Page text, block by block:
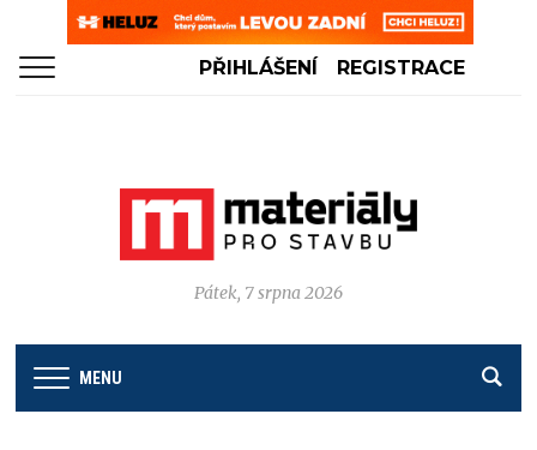
PŘIHLÁŠENÍ REGISTRACE
Pátek, 7 srpna 2026
MENU